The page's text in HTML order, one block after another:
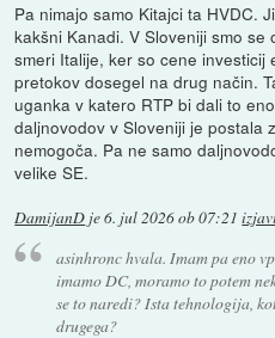
Pa nimajo samo Kitajci ta HVDC.
kakšni Kanadi. V Sloveniji smo
smeri Italije, ker so cene investicij
pretokov dosegel na drug način.
uganka v katero RTP bi dali to
daljnovodov v Sloveniji je postala
nemogoča. Pa ne samo
velike SE.
DamijanD je6. jul 2026 ob 07:21
asinhronc hvala. Imam pa eno
imamo DC, moramo to potem
se to naredi? Ista tehnologija,
drugega?